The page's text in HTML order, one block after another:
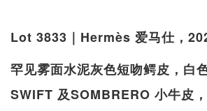
Lot 3833｜Hermès 爱马仕，
罕见雾面水泥灰色短吻鳄皮，白
SWIFT 及SOMBRERO 小牛皮